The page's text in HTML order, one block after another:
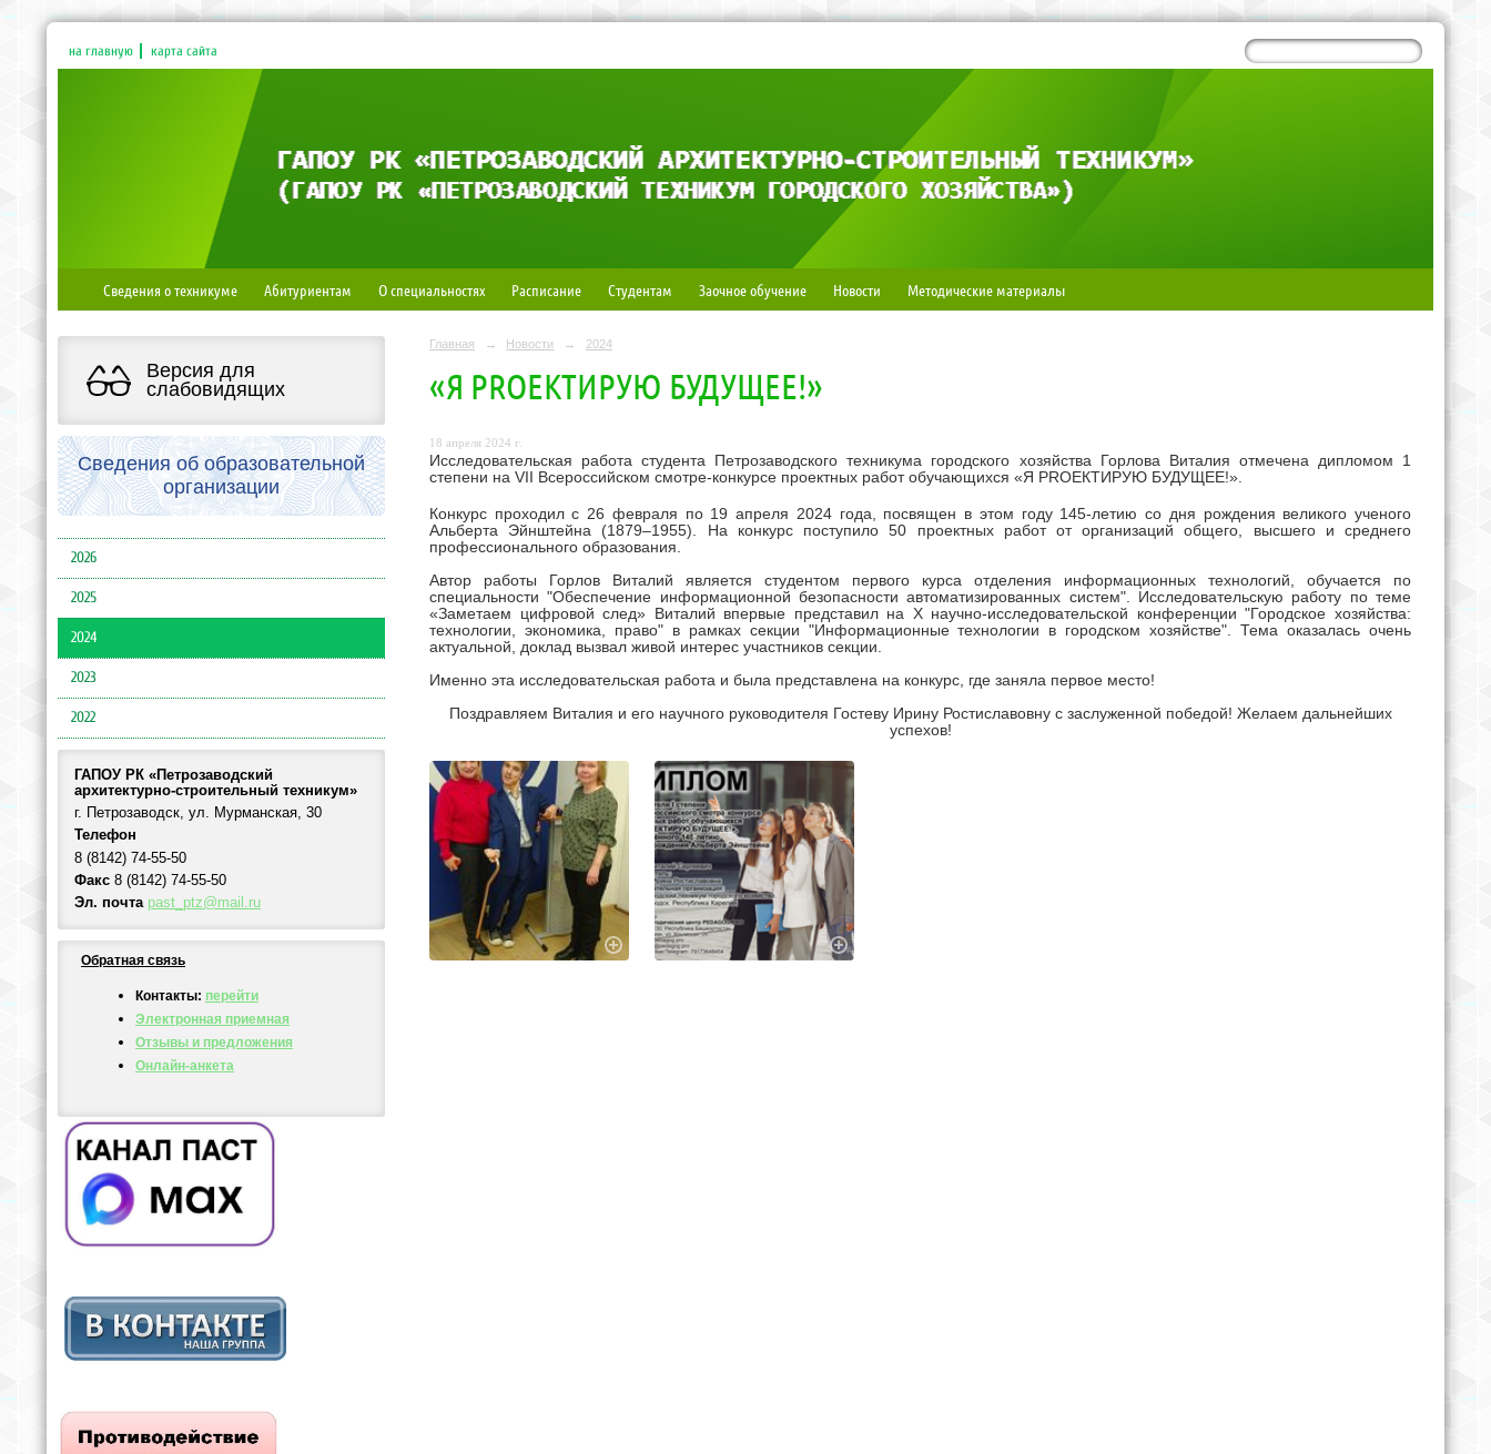
на главную карта сайта
Сведения о техникуме Абитуриентам О специальностях Расписание Студентам Заочное обучение Новости Методические материалы
Версия для
слабовидящих
Сведения об образовательной
организации
2026
2025
2024
2023
2022
ГАПОУ РК «Петрозаводский
архитектурно-строительный техникум»
г. Петрозаводск, ул. Мурманская, 30
Телефон
8 (8142) 74-55-50
Факс 8 (8142) 74-55-50
Эл. почта past_ptz@mail.ru
Обратная связь
Контакты: перейти
Электронная приемная
Отзывы и предложения
Онлайн-анкета
Главная → Новости → 2024
«Я PROЕКТИРУЮ БУДУЩЕЕ!»
18 апреля 2024 г.
Исследовательская работа студента Петрозаводского техникума городского хозяйства Горлова Виталия отмечена дипломом 1
степени на VII Всероссийском смотре-конкурсе проектных работ обучающихся «Я PROЕКТИРУЮ БУДУЩЕЕ!».
Конкурс проходил с 26 февраля по 19 апреля 2024 года, посвящен в этом году 145-летию со дня рождения великого ученого
Альберта Эйнштейна (1879–1955). На конкурс поступило 50 проектных работ от организаций общего, высшего и среднего
профессионального образования.
Автор работы Горлов Виталий является студентом первого курса отделения информационных технологий, обучается по
специальности "Обеспечение информационной безопасности автоматизированных систем". Исследовательскую работу по теме
«Заметаем цифровой след» Виталий впервые представил на X научно-исследовательской конференции "Городское хозяйства:
технологии, экономика, право" в рамках секции "Информационные технологии в городском хозяйстве". Тема оказалась очень
актуальной, доклад вызвал живой интерес участников секции.
Именно эта исследовательская работа и была представлена на конкурс, где заняла первое место!
Поздравляем Виталия и его научного руководителя Гостеву Ирину Ростиславовну с заслуженной победой! Желаем дальнейших
успехов!